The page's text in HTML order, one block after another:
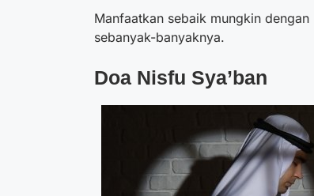
Manfaatkan sebaik mungkin
sebanyak-banyaknya.
Doa Nisfu Sya’ban